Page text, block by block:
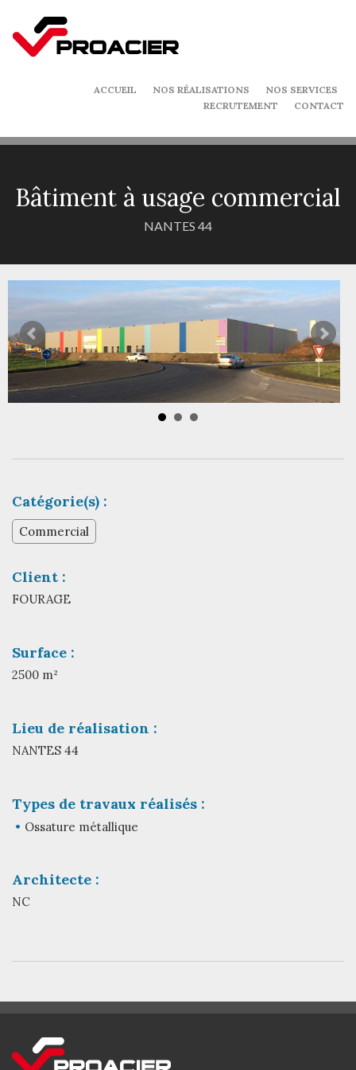
ACCUEIL NOS RÉALISATIONS
NOS SERVICES
RECRUTEMENT
CONTACT
Bâtiment à usage commercial
NANTES 44
Catégorie(s) :
Commercial
Client :
FOURAGE
Surface :
2500 m²
Lieu de réalisation :
NANTES 44
Types de travaux réalisés :
Ossature métallique
Architecte :
NC